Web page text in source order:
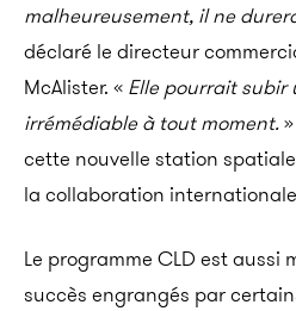
malheureusement, il ne
déclaré le directeur
McAlister. « Elle pourrait
irrémédiable à tout moment.
cette nouvelle station
la collaboration
Le programme CLD est aussi
succès engrangés par